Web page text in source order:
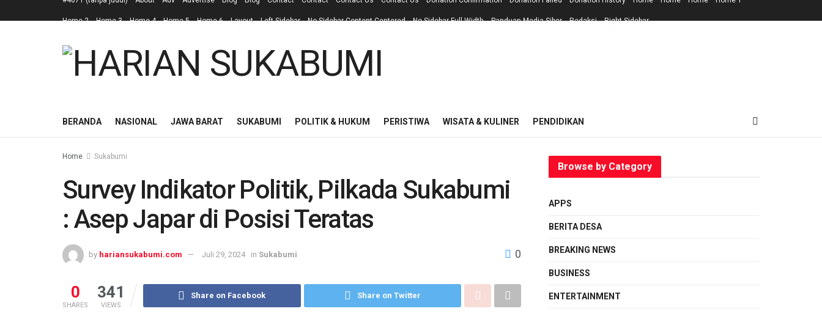
Home 2 Home 3 Home 4 Home 5 Home 6 Layout Left Sidebar No Sidebar Content Centered No Sidebar Full Width Panduan Media Siber Redaksi Right Sidebar
BERANDA NASIONAL JAWA BARAT SUKABUMI POLITIK & HUKUM PERISTIWA WISATA & KULINER PENDIDIKAN
Home Sukabumi
Survey Indikator Politik, Pilkada Sukabumi
: Asep Japar di Posisi Teratas
by hariansukabumi.com Juli 29, 2024 in Sukabumi 0
0
SHARES
341
VIEWS
Share on Facebook Share on Twitter
Browse by Category
APPS
BERITA DESA
BREAKING NEWS
BUSINESS
ENTERTAINMENT